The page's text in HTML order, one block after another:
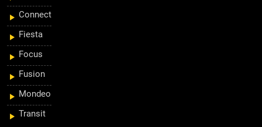
Connect
Fiesta
Focus
Fusion
Mondeo
Transit